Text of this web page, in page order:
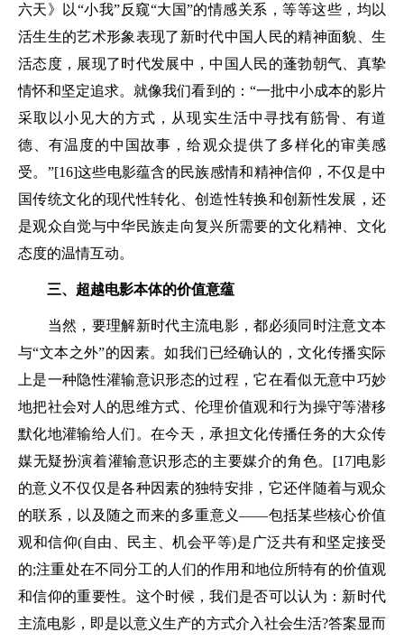
六天》以“小我”反窥“大国”的情感关系，等等这些，均以
活生生的艺术形象表现了新时代中国人民的精神面貌、生
活态度，展现了时代发展中，中国人民的蓬勃朝气、真挚
情怀和坚定追求。就像我们看到的：“一批中小成本的影片
采取以小见大的方式，从现实生活中寻找有筋骨、有道
德、有温度的中国故事，给观众提供了多样化的审美感
受。”[16]这些电影蕴含的民族感情和精神信仰，不仅是中
国传统文化的现代性转化、创造性转换和创新性发展，还
是观众自觉与中华民族走向复兴所需要的文化精神、文化
态度的温情互动。
三、超越电影本体的价值意蕴
当然，要理解新时代主流电影，都必须同时注意文本
与“文本之外”的因素。如我们已经确认的，文化传播实际
上是一种隐性灌输意识形态的过程，它在看似无意中巧妙
地把社会对人的思维方式、伦理价值观和行为操守等潜移
默化地灌输给人们。在今天，承担文化传播任务的大众传
媒无疑扮演着灌输意识形态的主要媒介的角色。[17]电影
的意义不仅仅是各种因素的独特安排，它还伴随着与观众
的联系，以及随之而来的多重意义——包括某些核心价值
观和信仰(自由、民主、机会平等)是广泛共有和坚定接受
的;注重处在不同分工的人们的作用和地位所特有的价值观
和信仰的重要性。这个时候，我们是否可以认为：新时代
主流电影，即是以意义生产的方式介入社会生活?答案显而